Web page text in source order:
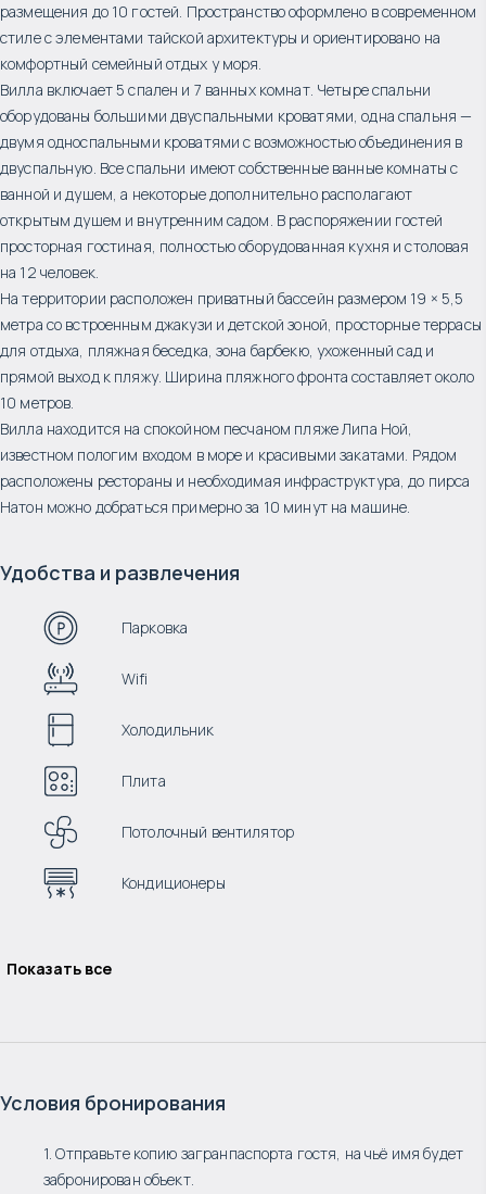
размещения до 10 гостей. Пространство оформлено в современном
стиле с элементами тайской архитектуры и ориентировано на
комфортный семейный отдых у моря.
Вилла включает 5 спален и 7 ванных комнат. Четыре спальни
оборудованы большими двуспальными кроватями, одна спальня —
двумя односпальными кроватями с возможностью объединения в
двуспальную. Все спальни имеют собственные ванные комнаты с
ванной и душем, а некоторые дополнительно располагают
открытым душем и внутренним садом. В распоряжении гостей
просторная гостиная, полностью оборудованная кухня и столовая
на 12 человек.
На территории расположен приватный бассейн размером 19 × 5,5
метра со встроенным джакузи и детской зоной, просторные террасы
для отдыха, пляжная беседка, зона барбекю, ухоженный сад и
прямой выход к пляжу. Ширина пляжного фронта составляет около
10 метров.
Вилла находится на спокойном песчаном пляже Липа Ной,
известном пологим входом в море и красивыми закатами. Рядом
расположены рестораны и необходимая инфраструктура, до пирса
Натон можно добраться примерно за 10 минут на машине.
Удобства и развлечения
Парковка
Wifi
Холодильник
Плита
Потолочный вентилятор
Кондиционеры
Показать все
Условия бронирования
1. Отправьте копию загранпаспорта гостя, на чьё имя будет
забронирован объект.